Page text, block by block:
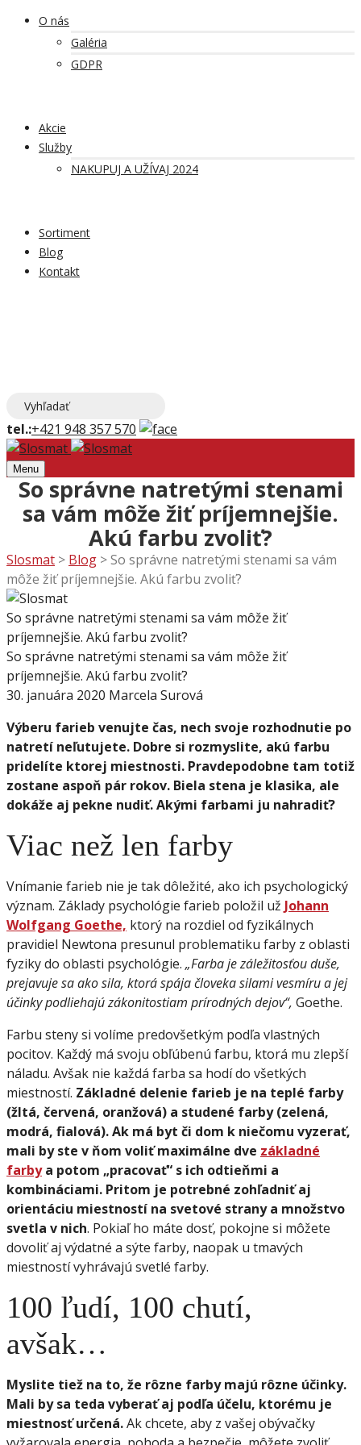
O nás
Galéria
GDPR
Akcie
Služby
NAKUPUJ A UŽÍVAJ 2024
Sortiment
Blog
Kontakt
tel.:+421 948 357 570
Menu
So správne natretými stenami
sa vám môže žiť príjemnejšie.
Akú farbu zvoliť?
Slosmat > Blog >So správne natretými stenami sa vám
môže žiť príjemnejšie. Akú farbu zvoliť?
So správne natretými stenami sa vám môže žiť
príjemnejšie. Akú farbu zvoliť?
So správne natretými stenami sa vám môže žiť
príjemnejšie. Akú farbu zvoliť?
30. januára 2020 Marcela Surová
Výberu farieb venujte čas, nech svoje rozhodnutie po
natretí neľutujete. Dobre si rozmyslite, akú farbu
pridelíte ktorej miestnosti. Pravdepodobne tam totiž
zostane aspoň pár rokov. Biela stena je klasika, ale
dokáže aj pekne nudiť. Akými farbami ju nahradiť?
Viac než len farby
Vnímanie farieb nie je tak dôležité, ako ich psychologický
význam. Základy psychológie farieb položil už Johann
Wolfgang Goethe, ktorý na rozdiel od fyzikálnych
pravidiel Newtona presunul problematiku farby z oblasti
fyziky do oblasti psychológie. „Farba je záležitosťou duše,
prejavuje sa ako sila, ktorá spája človeka silami vesmíru a jej
účinky podliehajú zákonitostiam prírodných dejov“, Goethe.
Farbu steny si volíme predovšetkým podľa vlastných
pocitov. Každý má svoju obľúbenú farbu, ktorá mu zlepší
náladu. Avšak nie každá farba sa hodí do všetkých
miestností. Základné delenie farieb je na teplé farby
(žltá, červená, oranžová) a studené farby (zelená,
modrá, fialová). Ak má byt či dom k niečomu vyzerať,
mali by ste v ňom voliť maximálne dve základné
farbya potom „pracovať“ s ich odtieňmi a
kombináciami. Pritom je potrebné zohľadniť aj
orientáciu miestností na svetové strany a množstvo
svetla v nich. Pokiaľ ho máte dosť, pokojne si môžete
dovoliť aj výdatné a sýte farby, naopak u tmavých
miestností vyhrávajú svetlé farby.
100 ľudí, 100 chutí,
avšak…
Myslite tiež na to, že rôzne farby majú rôzne účinky.
Mali by sa teda vyberať aj podľa účelu, ktorému je
miestnosť určená.Ak chcete, aby z vašej obývačky